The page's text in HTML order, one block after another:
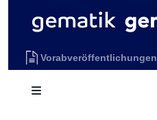
Vorabveröffentlichungen